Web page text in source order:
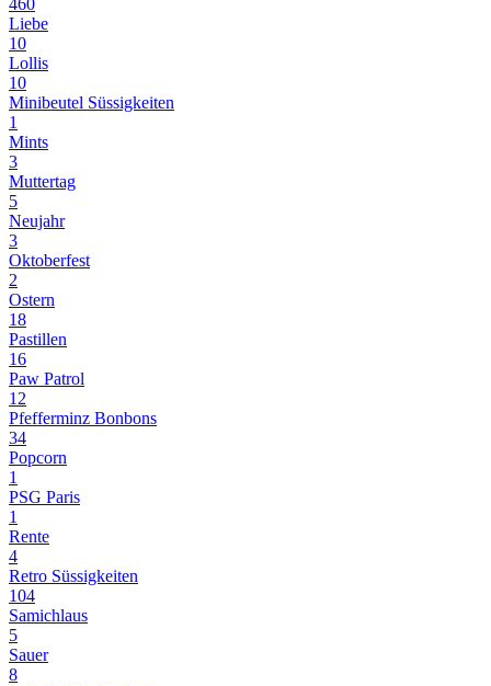
460
Liebe
10
Lollis
10
Minibeutel Süssigkeiten
1
Mints
3
Muttertag
5
Neujahr
3
Oktoberfest
2
Ostern
18
Pastillen
16
Paw Patrol
12
Pfefferminz Bonbons
34
Popcorn
1
PSG Paris
1
Rente
4
Retro Süssigkeiten
104
Samichlaus
5
Sauer
8